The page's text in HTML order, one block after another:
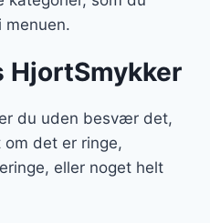
menuen.
HjortSmykker
du uden besvær det,
det er ringe,
eller noget helt